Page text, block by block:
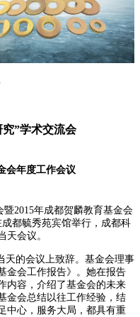
”学术交流会
会年度工作会议
2015年成都贺麟教育基金会
都毓秀苑宾馆举行，成都科
天会议。
的会议上致辞。基金会理事
金会工作报告》。她在报告
内容，介绍了基金会的未来
金会总结以往工作经验，结
中心，服务大局，都具有重